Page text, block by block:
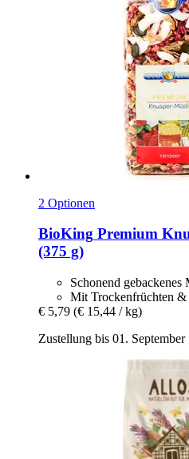
2 Optionen
BioKing Premium
(375 g)
Schonend gebackenes
Mit Trockenfrüchten &
€ 5,79 (€ 15,44 / kg)
Zustellung bis 01. September